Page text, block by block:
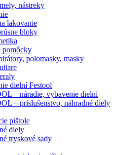
nástreky
lakovanie
bloky
pomôcky
polomasky, masky
dielní Festool
– náradie, vybavenie dielní
– príslušenstvo, náhradné diely
pištole
diely
tryskové sady